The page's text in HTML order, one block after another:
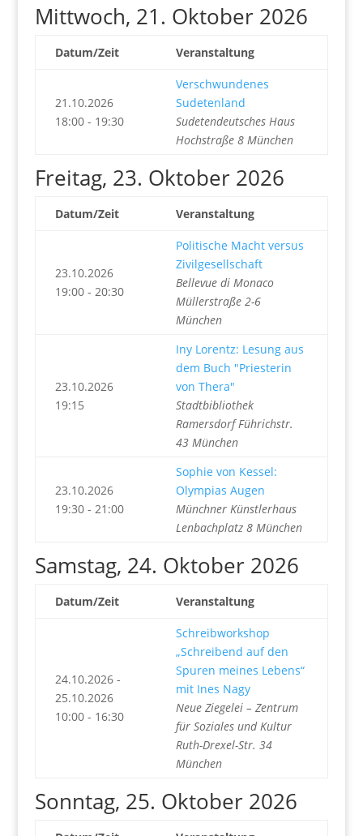
Mittwoch, 21. Oktober 2026
Datum/Zeit Veranstaltung
21.10.2026
18:00 - 19:30
Verschwundenes
Sudetenland
Sudetendeutsches Haus
Hochstraße 8 München
Freitag, 23. Oktober 2026
Datum/Zeit Veranstaltung
23.10.2026
19:00 - 20:30
Politische Macht versus
Zivilgesellschaft
Bellevue di Monaco
Müllerstraße 2-6
München
23.10.2026
19:15
Iny Lorentz: Lesung aus
dem Buch "Priesterin
von Thera"
Stadtbibliothek
Ramersdorf Führichstr.
43 München
23.10.2026
19:30 - 21:00
Sophie von Kessel:
Olympias Augen
Münchner Künstlerhaus
Lenbachplatz 8 München
Samstag, 24. Oktober 2026
Datum/Zeit Veranstaltung
24.10.2026 -
25.10.2026
10:00 - 16:30
Schreibworkshop
„Schreibend auf den
Spuren meines Lebens“
mit Ines Nagy
Neue Ziegelei – Zentrum
für Soziales und Kultur
Ruth-Drexel-Str. 34
München
Sonntag, 25. Oktober 2026